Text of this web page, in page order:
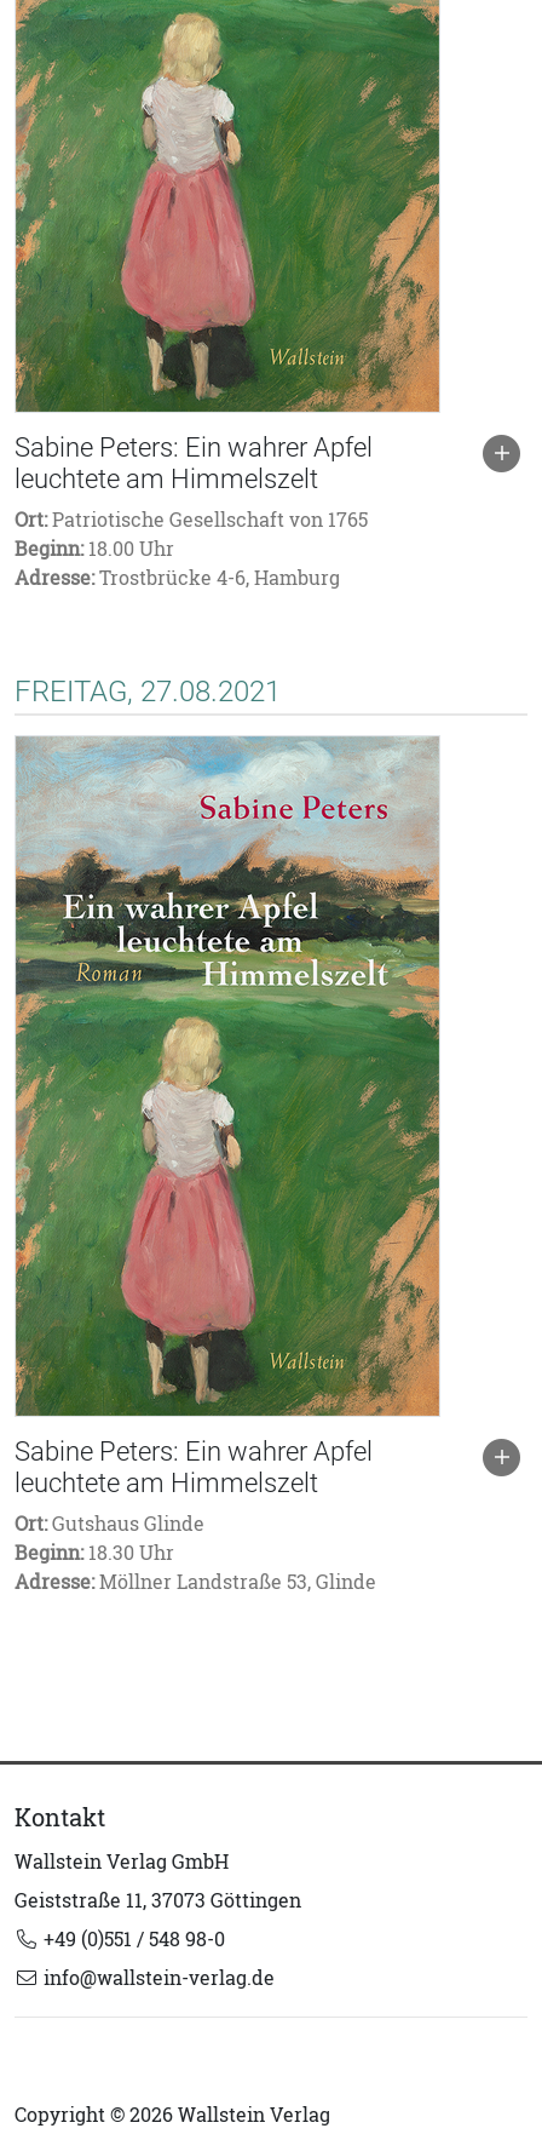
Sabine Peters: Ein wahrer Apfel
leuchtete am Himmelszelt
Ort:Patriotische Gesellschaft von 1765
Beginn:18.00 Uhr
Adresse:Trostbrücke 4-6, Hamburg
FREITAG, 27.08.2021
Sabine Peters: Ein wahrer Apfel
leuchtete am Himmelszelt
Ort:Gutshaus Glinde
Beginn:18.30 Uhr
Adresse:Möllner Landstraße 53, Glinde
Kontakt
Wallstein Verlag GmbH
Geiststraße 11, 37073 Göttingen
+49 (0)551 / 548 98-0
info@wallstein-verlag.de
Copyright © 2026 Wallstein Verlag